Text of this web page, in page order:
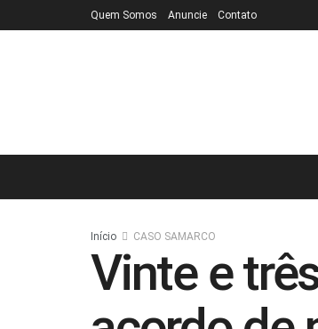
Quem Somos Anuncie Contato
Início CASO SAMARCO
Vinte e